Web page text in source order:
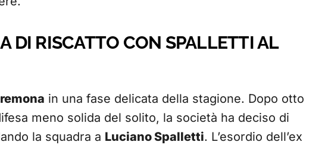
DI RISCATTO CON SPALLETTI AL
in una fase delicata della stagione. Dopo otto
meno solida del solito, la società ha deciso di
la squadra a Luciano Spalletti. L’esordio dell’ex